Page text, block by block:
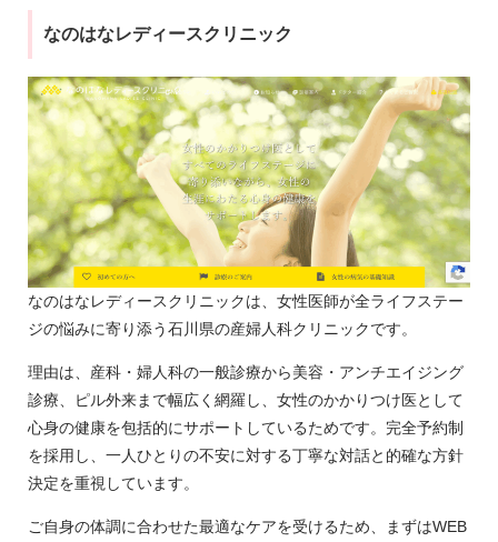
なのはなレディースクリニック
なのはなレディースクリニックは、女性医師が全ライフステー
ジの悩みに寄り添う石川県の産婦人科クリニックです。
理由は、産科・婦人科の一般診療から美容・アンチエイジング
診療、ピル外来まで幅広く網羅し、女性のかかりつけ医として
心身の健康を包括的にサポートしているためです。完全予約制
を採用し、一人ひとりの不安に対する丁寧な対話と的確な方針
決定を重視しています。
ご自身の体調に合わせた最適なケアを受けるため、まずはWEB